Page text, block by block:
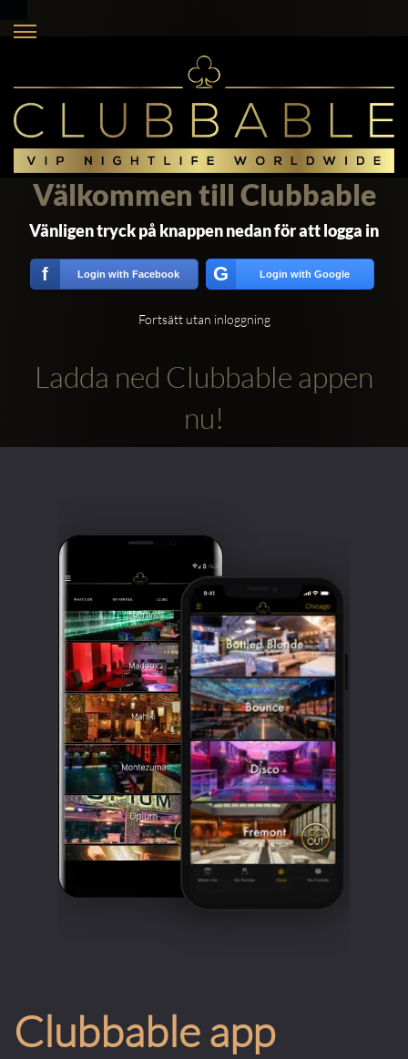
Clubbable
sociala
konton
Välkommen till Clubbable
Vänligen tryck på knappen nedan för att logga in
f Login with Facebook G Login with Google
Fortsätt utan inloggning
Ladda ned Clubbable appen
nu!
Clubbable app